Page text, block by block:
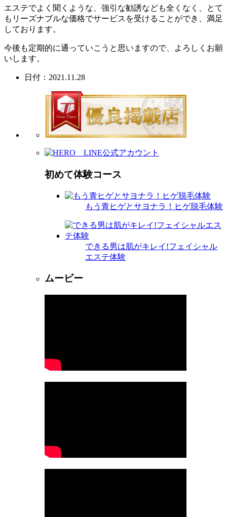
エステでよく聞くような、強引な勧誘なども全くなく、とて
もリーズナブルな価格でサービスを受けることができ、満足
しております。
今後も定期的に通っていこうと思いますので、よろしくお願
いします。
日付：2021.11.28
初めて体験コース
もう青ヒゲとサヨナラ！ヒゲ脱毛体験
できる男は肌がキレイ!フェイシャル
エステ体験
ムービー